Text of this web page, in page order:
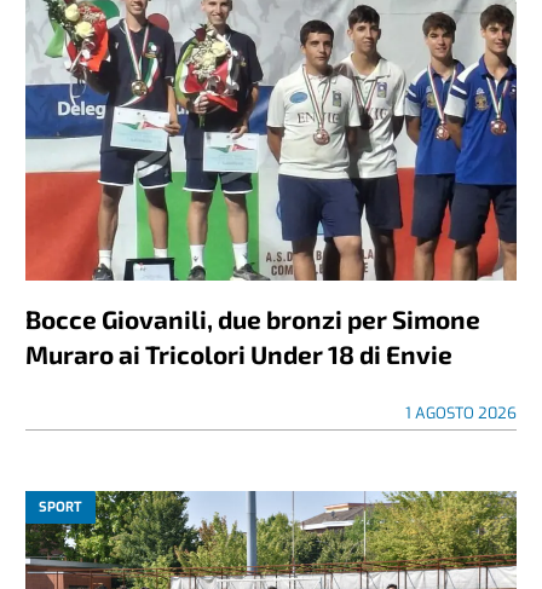
Bocce Giovanili, due bronzi per Simone
Muraro ai Tricolori Under 18 di Envie
1 AGOSTO 2026
SPORT